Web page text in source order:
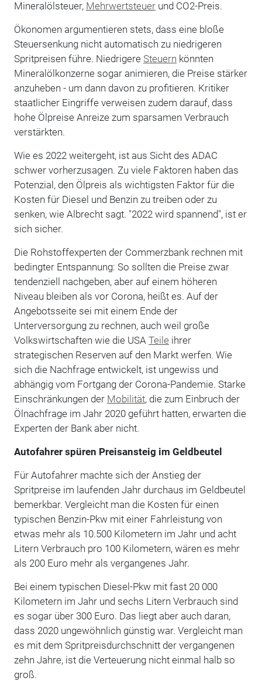
Mineralölsteuer, Mehrwertsteuerund CO2-Preis.
Ökonomen argumentieren stets, dass eine bloße
Steuersenkung nicht automatisch zu niedrigeren
Spritpreisen führe. Niedrigere Steuern könnten
Mineralölkonzerne sogar animieren, die Preise stärker
anzuheben - um dann davon zu profitieren. Kritiker
staatlicher Eingriffe verweisen zudem darauf, dass
hohe Ölpreise Anreize zum sparsamen Verbrauch
verstärkten.
Wie es 2022 weitergeht, ist aus Sicht des ADAC
schwer vorherzusagen. Zu viele Faktoren haben das
Potenzial, den Ölpreis als wichtigsten Faktor für die
Kosten für Diesel und Benzin zu treiben oder zu
senken, wie Albrecht sagt. "2022 wird spannend", ist er
sich sicher.
Die Rohstoffexperten der Commerzbank rechnen mit
bedingter Entspannung: So sollten die Preise zwar
tendenziell nachgeben, aber auf einem höheren
Niveau bleiben als vor Corona, heißt es. Auf der
Angebotsseite sei mit einem Ende der
Unterversorgung zu rechnen, auch weil große
Volkswirtschaften wie die USA Teile ihrer
strategischen Reserven auf den Markt werfen. Wie
sich die Nachfrage entwickelt, ist ungewiss und
abhängig vom Fortgang der Corona-Pandemie. Starke
Einschränkungen der Mobilität, die zum Einbruch der
Ölnachfrage im Jahr 2020 geführt hatten, erwarten die
Experten der Bank aber nicht.
Autofahrer spüren Preisansteig im Geldbeutel
Für Autofahrer machte sich der Anstieg der
Spritpreise im laufenden Jahr durchaus im Geldbeutel
bemerkbar. Vergleicht man die Kosten für einen
typischen Benzin-Pkw mit einer Fahrleistung von
etwas mehr als 10.500 Kilometern im Jahr und acht
Litern Verbrauch pro 100 Kilometern, wären es mehr
als 200 Euro mehr als vergangenes Jahr.
Bei einem typischen Diesel-Pkw mit fast 20 000
Kilometern im Jahr und sechs Litern Verbrauch sind
es sogar über 300 Euro. Das liegt aber auch daran,
dass 2020 ungewöhnlich günstig war. Vergleicht man
es mit dem Spritpreisdurchschnitt der vergangenen
zehn Jahre, ist die Verteuerung nicht einmal halb so
groß.